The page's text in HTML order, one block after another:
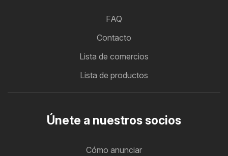
FAQ
Contacto
Lista de comercios
Lista de productos
Únete a nuestros socios
Cómo anunciar